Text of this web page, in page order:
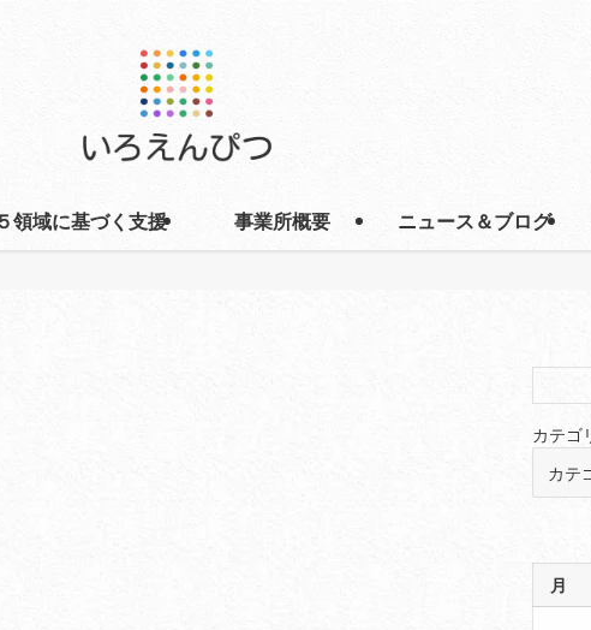
５領域に基づく支援 事業所概要 ニュース＆ブログ
カテゴ
月